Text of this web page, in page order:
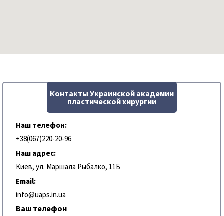
Контакты Украинской академии
пластической хирургии
Наш телефон:
+38(067)220-20-96
Наш адрес:
Киев, ул. Маршала Рыбалко, 11Б
Email:
info@uaps.in.ua
Ваш телефон